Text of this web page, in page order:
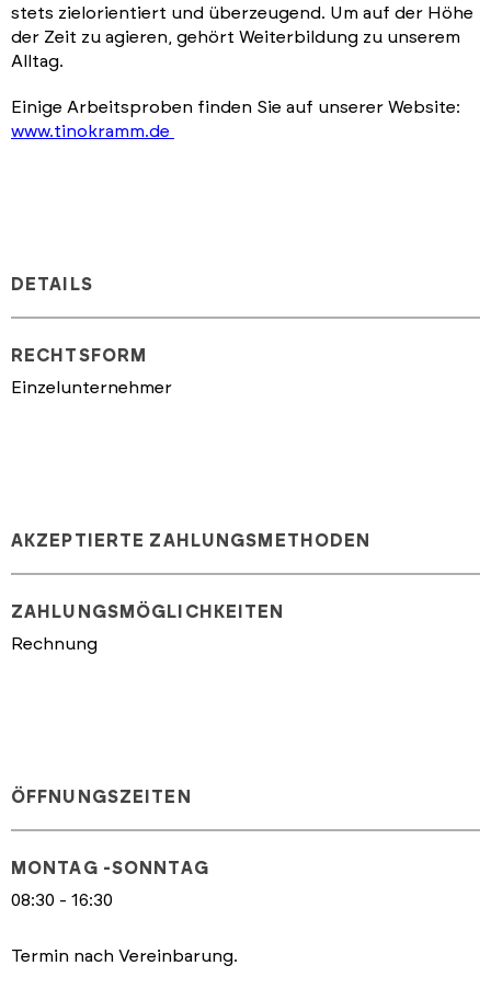
stets zielorientiert und überzeugend. Um auf der Höhe
der Zeit zu agieren, gehört Weiterbildung zu unserem
Alltag.
Einige Arbeitsproben finden Sie auf unserer Website:
www.tinokramm.de
DETAILS
RECHTSFORM
Einzelunternehmer
AKZEPTIERTE ZAHLUNGSMETHODEN
ZAHLUNGSMÖGLICHKEITEN
Rechnung
ÖFFNUNGSZEITEN
MONTAG -SONNTAG
08:30 - 16:30
Termin nach Vereinbarung.